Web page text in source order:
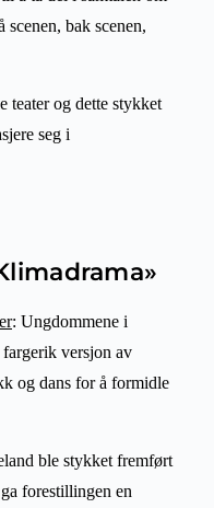
scenen, bak scenen,
teater og dette stykket
seg i
: Ungdommene i
fargerik versjon av
og dans for å formidle
ble stykket fremført
forestillingen en